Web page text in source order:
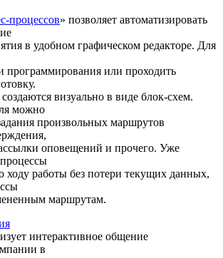
процессов» позволяет автоматизировать
в удобном графическом редакторе. Для
программирования или проходить
визуально в виде блок-схем.
можно
произвольных маршрутов
оповещений и прочего. Уже
ходу работы без потери текущих данных,
маршрутам.
интерактивное общение
в